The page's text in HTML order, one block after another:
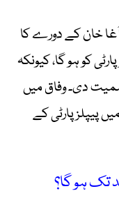
خان کے دورے کا
کو ہو گا، کیونکہ
دی۔ وفاق میں
پیپلز پارٹی کے
تک ہو گا؟